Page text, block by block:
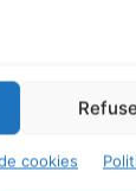
cookies